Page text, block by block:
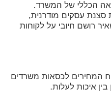
הכללי של המשרד.
עסקים מודרנית,
רושם חיובי על לקוחות
המחירים לכסאות משרדים
איכות לעלות.